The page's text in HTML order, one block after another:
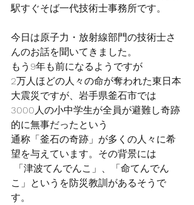
駅すぐそば一代技術士事務所です。
今日は原子力・放射線部門の技術士さ
んのお話を聞いてきました。
もう9年も前になるようですが
2万人ほどの人々の命が奪われた東日本
大震災ですが、岩手県釜石市では
3000人の小中学生が全員が避難し奇跡
的に無事だったという
通称「釜石の奇跡」が多くの人々に希
望を与えています。その背景には
こ」というを防災教訓があるそうで
す。